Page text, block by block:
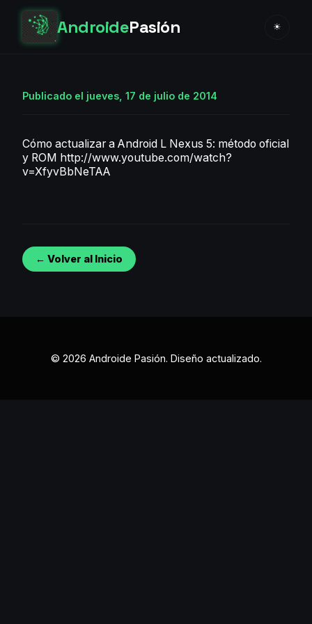
AndroidePasión ☀
Publicado el jueves, 17 de julio de 2014
Cómo actualizar a Android L Nexus 5: método oficial
y ROM http://www.youtube.com/watch?
v=XfyvBbNeTAA
← Volver al Inicio
© 2026 Androide Pasión. Diseño actualizado.